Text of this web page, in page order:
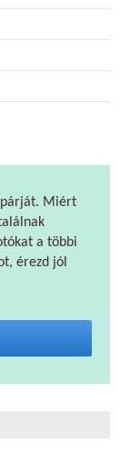
párját. Miért
a többi
érezd jól